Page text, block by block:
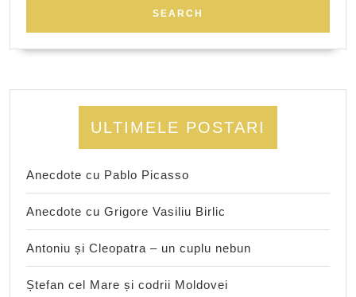
ULTIMELE POSTARI
Anecdote cu Pablo Picasso
Anecdote cu Grigore Vasiliu Birlic
Antoniu și Cleopatra – un cuplu nebun
Ștefan cel Mare și codrii Moldovei